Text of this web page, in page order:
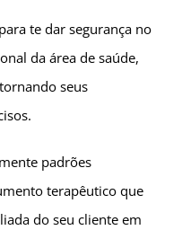
te dar segurança no
da área de saúde,
seus
padrões
terapêutico que
do seu cliente em